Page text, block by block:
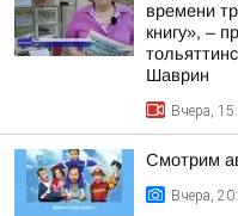
времени
книгу», –
Шаврин
Вчера,
Смотрим
Вчера,